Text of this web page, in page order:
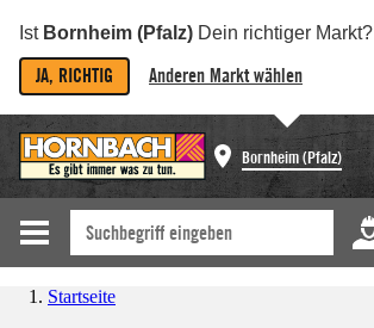
Ist Bornheim (Pfalz) Dein richtiger Markt?
JA, RICHTIG Anderen Markt wählen
Bornheim (Pfalz)
Startseite